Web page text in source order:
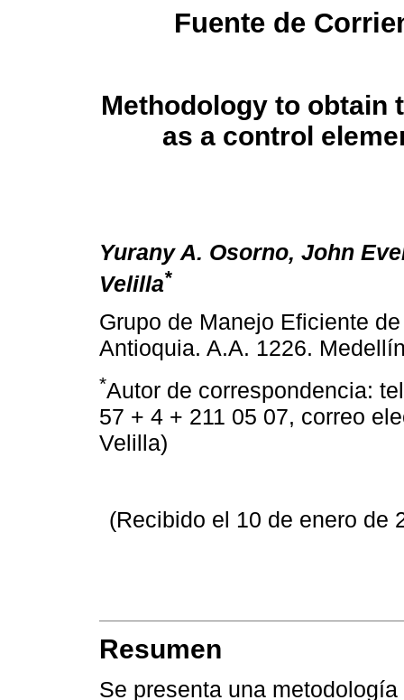
Fuente de
Methodology to obtain
as a control
Yurany A. Osorno, John
Velilla*
Grupo de Manejo Eficiente
Antioquia. A.A. 1226.
*Autor de correspondencia:
57 + 4 + 211 05 07, correo
Velilla)
(Recibido el 10 de enero de
Resumen
Se presenta una